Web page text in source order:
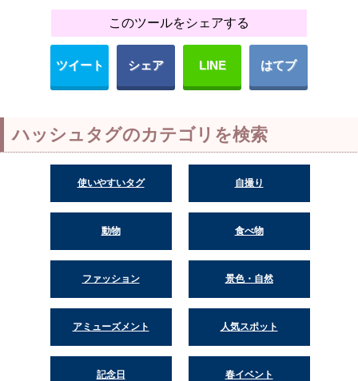
このツールをシェアする
ツイート シェア LINE はてブ
ハッシュタグのカテゴリを検索
使いやすいタグ 自撮り
動物 食べ物
ファッション 景色・自然
アミューズメント 人気スポット
記念日 春イベント